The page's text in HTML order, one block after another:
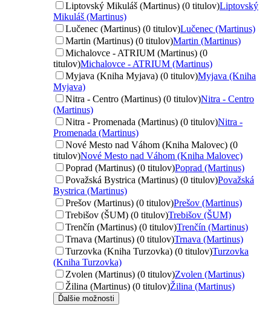
Liptovský Mikuláš (Martinus) (0 titulov)Liptovský
Mikuláš (Martinus)
Lučenec (Martinus) (0 titulov)Lučenec (Martinus)
Martin (Martinus) (0 titulov)Martin (Martinus)
Michalovce - ATRIUM (Martinus) (0
titulov)Michalovce - ATRIUM (Martinus)
Myjava (Kniha Myjava) (0 titulov)Myjava (Kniha
Myjava)
Nitra - Centro (Martinus) (0 titulov)Nitra - Centro
(Martinus)
Nitra - Promenada (Martinus) (0 titulov)Nitra -
Promenada (Martinus)
Nové Mesto nad Váhom (Kniha Malovec) (0
titulov)Nové Mesto nad Váhom (Kniha Malovec)
Poprad (Martinus) (0 titulov)Poprad (Martinus)
Považská Bystrica (Martinus) (0 titulov)Považská
Bystrica (Martinus)
Prešov (Martinus) (0 titulov)Prešov (Martinus)
Trebišov (ŠUM) (0 titulov)Trebišov (ŠUM)
Trenčín (Martinus) (0 titulov)Trenčín (Martinus)
Trnava (Martinus) (0 titulov)Trnava (Martinus)
Turzovka (Kniha Turzovka) (0 titulov)Turzovka
(Kniha Turzovka)
Zvolen (Martinus) (0 titulov)Zvolen (Martinus)
Žilina (Martinus) (0 titulov)Žilina (Martinus)
Ďalšie možnosti